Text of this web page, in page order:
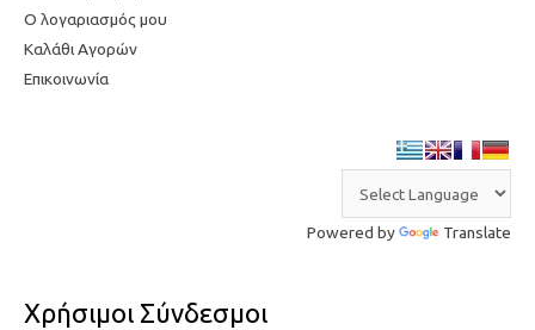
Ο λογαριασμός μου
Καλάθι Αγορών
Επικοινωνία
Powered by Translate
Χρήσιμοι Σύνδεσμοι